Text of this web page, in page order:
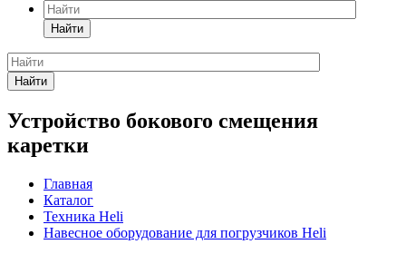
Найти
Найти
Устройство бокового смещения
каретки
Главная
Каталог
Техника Heli
Навесное оборудование для погрузчиков Heli